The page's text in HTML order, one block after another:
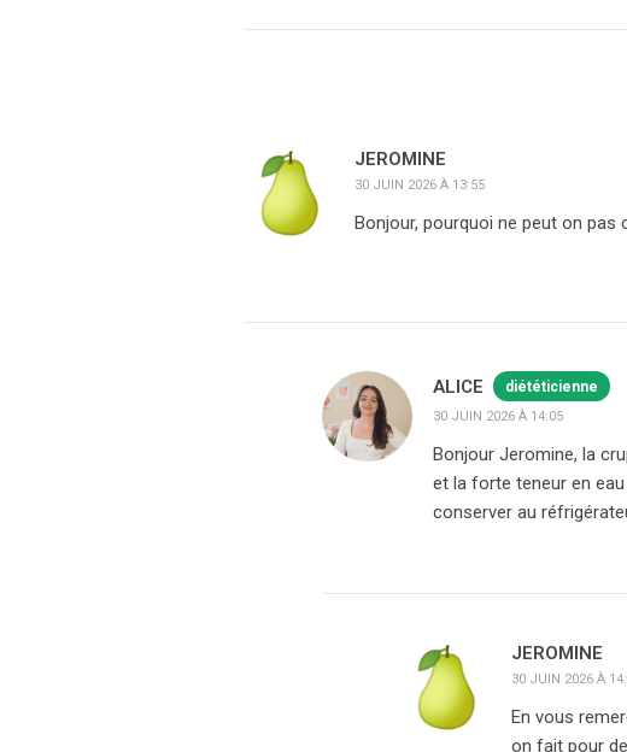
JEROMINE
30 JUIN 2026 À 13:55
Bonjour, pourquoi ne peut on pas
ALICE diététicienne
30 JUIN 2026 À 14:05
Bonjour Jeromine, la
et la forte teneur en
conserver au
JEROMINE
30 JUIN 2026 À
En vous
on fait pour